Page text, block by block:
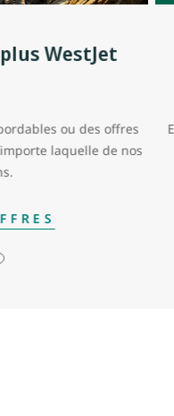
WestJet
ou des offres
laquelle de nos